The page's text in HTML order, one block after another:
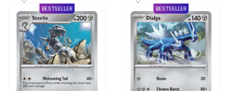
BESTSELLER BESTSELLER